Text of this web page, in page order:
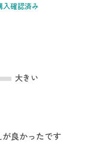
入確認済み
大きい
良かったです